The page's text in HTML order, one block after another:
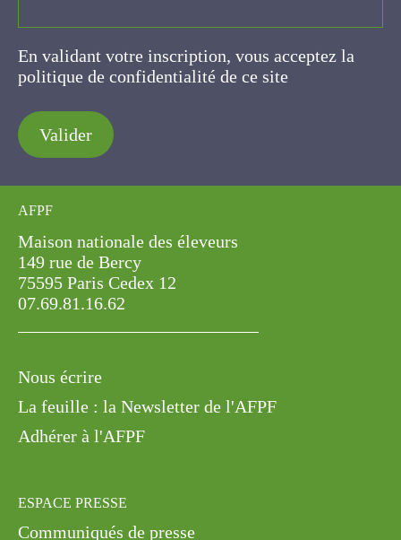
En validant votre inscription, vous acceptez la
politique de confidentialité de ce site
Valider
AFPF
Maison nationale des éleveurs
149 rue de Bercy
75595 Paris Cedex 12
07.69.81.16.62
Nous écrire
La feuille : la Newsletter de l'AFPF
Adhérer à l'AFPF
ESPACE PRESSE
Communiqués de presse